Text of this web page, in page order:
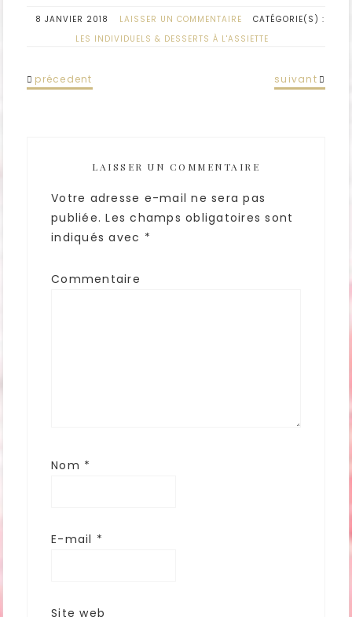
8 JANVIER 2018 LAISSER UN COMMENTAIRE
CATÉGORIE(S) :
LES INDIVIDUELS & DESSERTS À L'ASSIETTE
précedent suivant
LAISSER UN COMMENTAIRE
Votre adresse e-mail ne sera pas
publiée. Les champs obligatoires sont
indiqués avec *
Commentaire
Nom *
E-mail *
Site web